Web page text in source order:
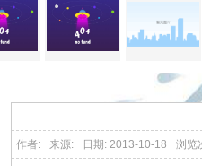
作者: 来源: 日期: 2013-10-18 浏览